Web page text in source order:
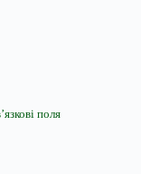
поля